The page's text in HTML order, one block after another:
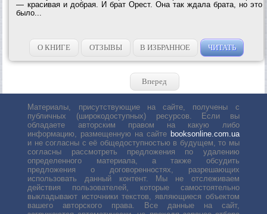
— красивая и добрая. И брат Орест. Она так ждала брата, но это
было...
О КНИГЕ ОТЗЫВЫ В ИЗБРАННОЕ ЧИТАТЬ
Вперед
Материалы, присутствующие на сайте, получены с
публичных (широкодоступных) ресурсов. Если вы
обладаете авторским правом на какую либо
информацию, размещенную на сайте booksonline.com.ua
и не согласны с её общедоступностью в будущем, то мы
согласны рассмотреть предложения по удалению
определенного материала, а также обсудить
предложения о договоренностях, разрешающих
использовать данный контент. Мы не отслеживаем
действия пользователей, которые самостоятельно
выкладывают источники текстов, являющиеся объектом
вашего авторского права. Все данные на сайт,